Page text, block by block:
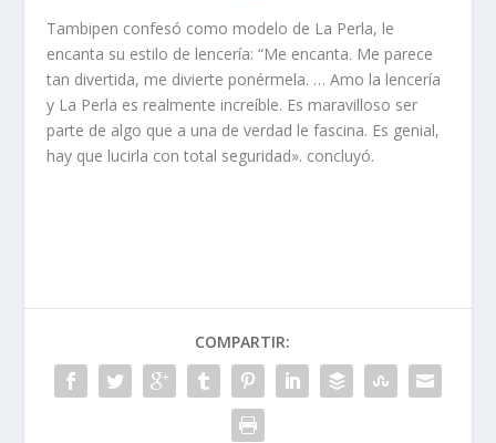
Tambipen confesó como modelo de La Perla, le
encanta su estilo de lencería: “Me encanta. Me parece
tan divertida, me divierte ponérmela. … Amo la lencería
y La Perla es realmente increíble. Es maravilloso ser
parte de algo que a una de verdad le fascina. Es genial,
hay que lucirla con total seguridad». concluyó.
COMPARTIR: